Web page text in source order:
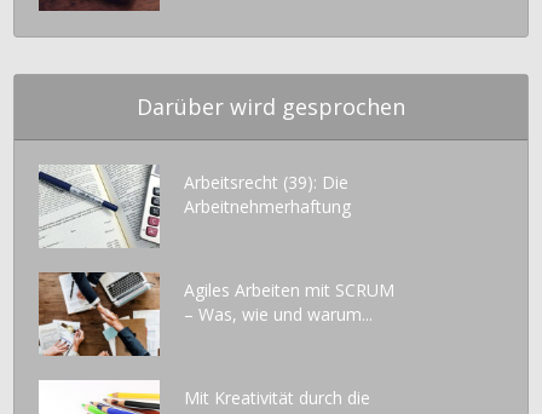
Darüber wird gesprochen
Arbeitsrecht (39): Die
Arbeitnehmerhaftung
Agiles Arbeiten mit SCRUM
– Was, wie und warum...
Mit Kreativität durch die